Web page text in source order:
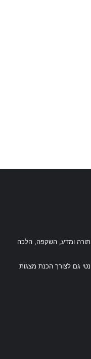
תורה ומדע, השקפה, הלכה
גם לצורך הכנת מצגות